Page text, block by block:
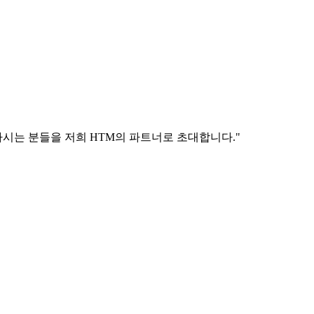
는 분들을 저희 HTM의 파트너로 초대합니다."